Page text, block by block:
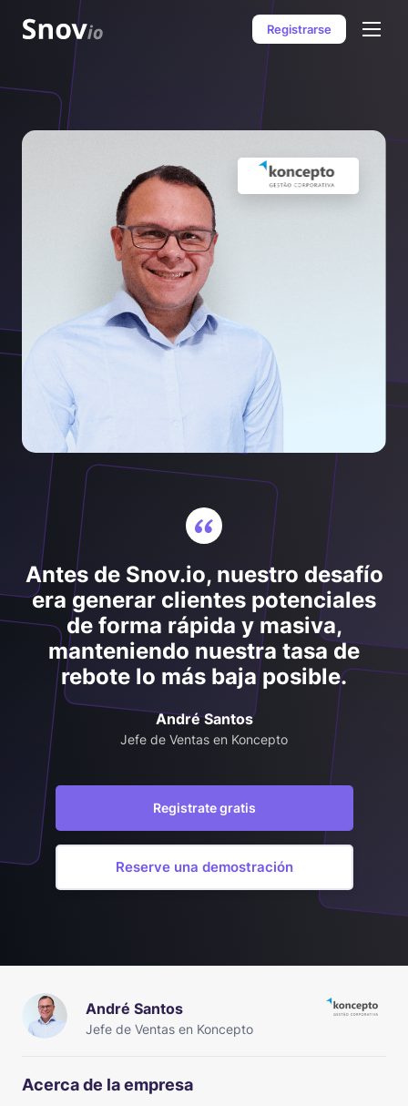
Registrarse
Antes de Snov.io, nuestro desafío
era generar clientes potenciales
de forma rápida y masiva,
manteniendo nuestra tasa de
rebote lo más baja posible.
André Santos
Jefe de Ventas en Koncepto
Registrate gratis
Reserve una demostración
André Santos
Jefe de Ventas en Koncepto
Acerca de la empresa